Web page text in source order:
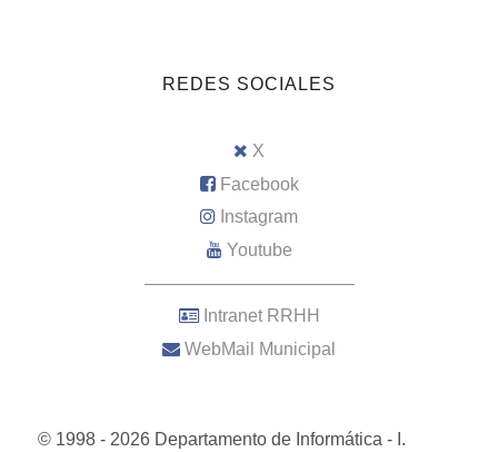
REDES SOCIALES
X
Facebook
Instagram
Youtube
–––––––––––––––––––––
Intranet RRHH
WebMail Municipal
© 1998 - 2026 Departamento de Informática - I.